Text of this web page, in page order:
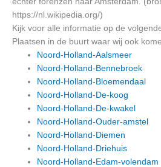
https://nl.wikipedia.org/)
Kijk voor alle informatie op de
Plaatsen in de buurt waar wij ook
Noord-Holland-Aalsmeer
Noord-Holland-Bennebroek
Noord-Holland-Bloemendaal
Noord-Holland-De-koog
Noord-Holland-De-kwakel
Noord-Holland-Ouder-amstel
Noord-Holland-Diemen
Noord-Holland-Driehuis
Noord-Holland-Edam-volendam